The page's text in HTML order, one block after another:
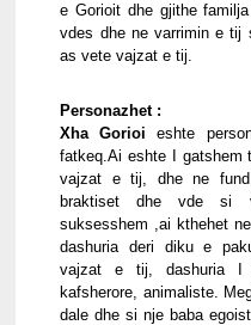
e Gorioit dhe gjithe
vdes dhe ne varrimin e tij
as vete vajzat e tij.
Personazhet :
Xha Gorioi eshte
fatkeq.Ai eshte I gatshem
vajzat e tij, dhe ne
braktiset dhe vde si
suksesshem ,ai kthehet
dashuria deri diku e
vajzat e tij, dashuria I
kafsherore, animaliste.
dale dhe si nje baba